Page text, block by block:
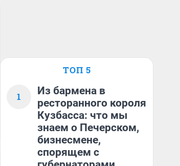
ТОП 5
1
Из бармена в
ресторанного короля
Кузбасса: что мы
знаем о Печерском,
бизнесмене,
спорящем с